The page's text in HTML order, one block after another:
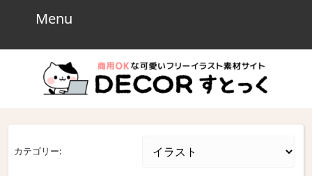
Menu
カテゴリー: